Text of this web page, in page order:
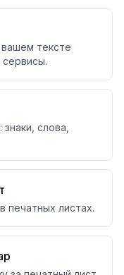
вашем тексте
слова,
печатных листах.